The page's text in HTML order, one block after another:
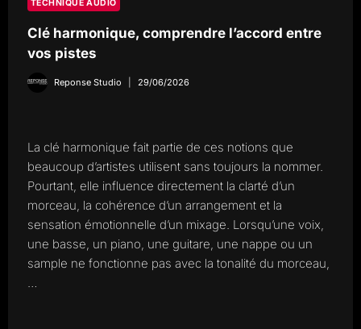
TECHNIQUE AUDIO
Clé harmonique, comprendre l’accord entre
vos pistes
Reponse Studio 29/06/2026
La clé harmonique fait partie de ces notions que
beaucoup d’artistes utilisent sans toujours la nommer.
Pourtant, elle influence directement la clarté d’un
morceau, la cohérence d’un arrangement et la
sensation émotionnelle d’un mixage. Lorsqu’une voix,
une basse, un piano, une guitare, une nappe ou un
sample ne fonctionne pas avec la tonalité du morceau,
…